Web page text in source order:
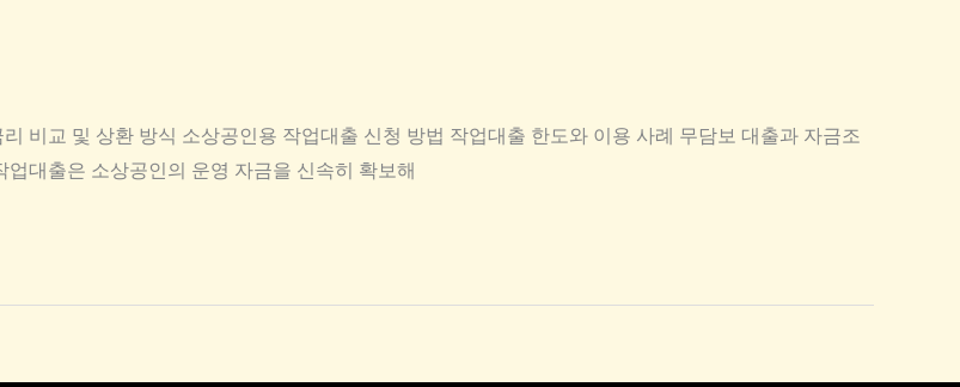
비교 및 상환 방식 소상공인용 작업대출 신청 방법 작업대출 한도와 이용 사례 무담보 대출과 자금조
대출은 소상공인의 운영 자금을 신속히 확보해